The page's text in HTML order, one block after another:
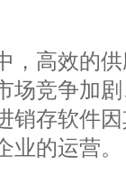
高效的供
场竞争加
销存软件
的运营。